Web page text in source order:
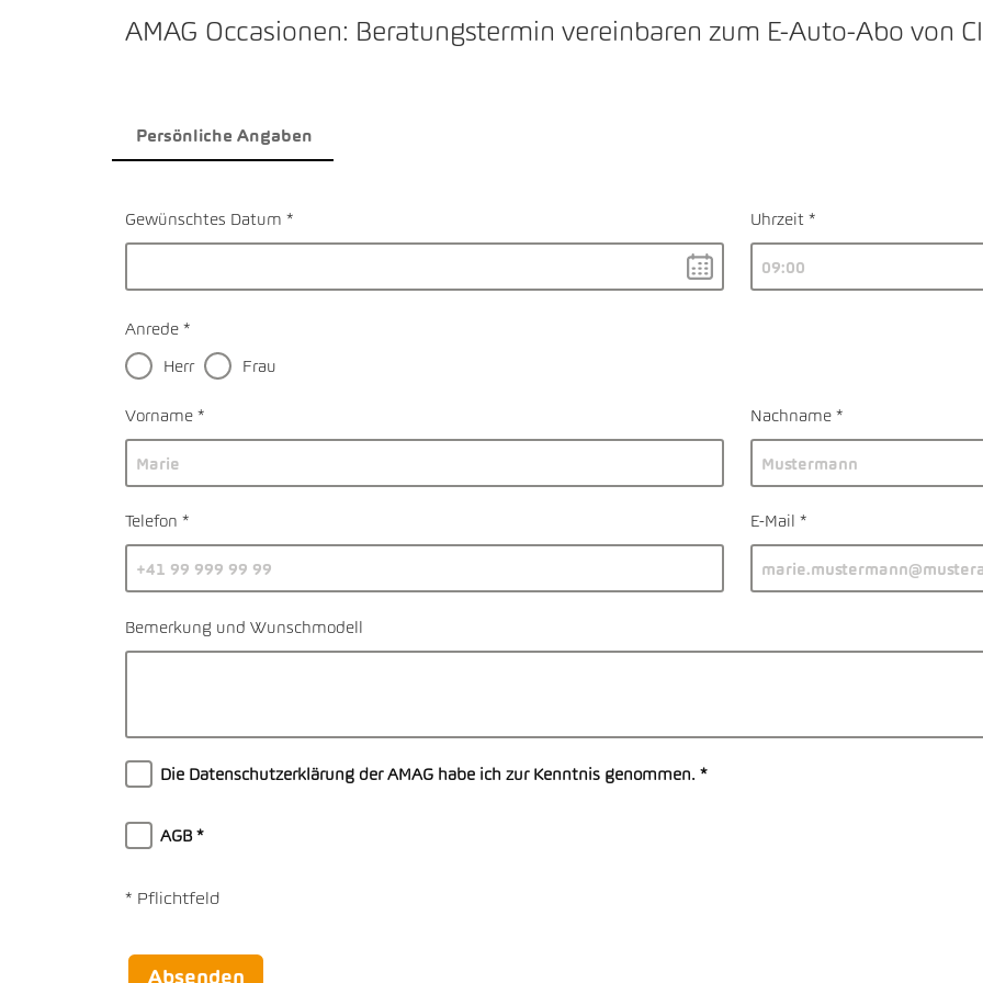
AMAG Occasionen: Beratungstermin vereinbaren zum E-Auto-Abo von
Persönliche Angaben
Gewünschtes Datum Uhrzeit
Anrede
Herr
Frau
Vorname Nachname
Telefon E-Mail
Bemerkung und Wunschmodell
Die Datenschutzerklärung der AMAG habe ich zur Kenntnis genommen.
AGB
* Pflichtfeld
Absenden